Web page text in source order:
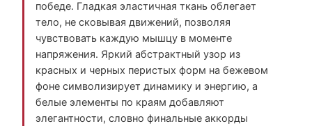
победе. Гладкая эластичная ткань облегает
тело, не сковывая движений, позволяя
чувствовать каждую мышцу в моменте
напряжения. Яркий абстрактный узор из
красных и черных перистых форм на бежевом
фоне символизирует динамику и энергию, а
белые элементы по краям добавляют
элегантности, словно финальные аккорды